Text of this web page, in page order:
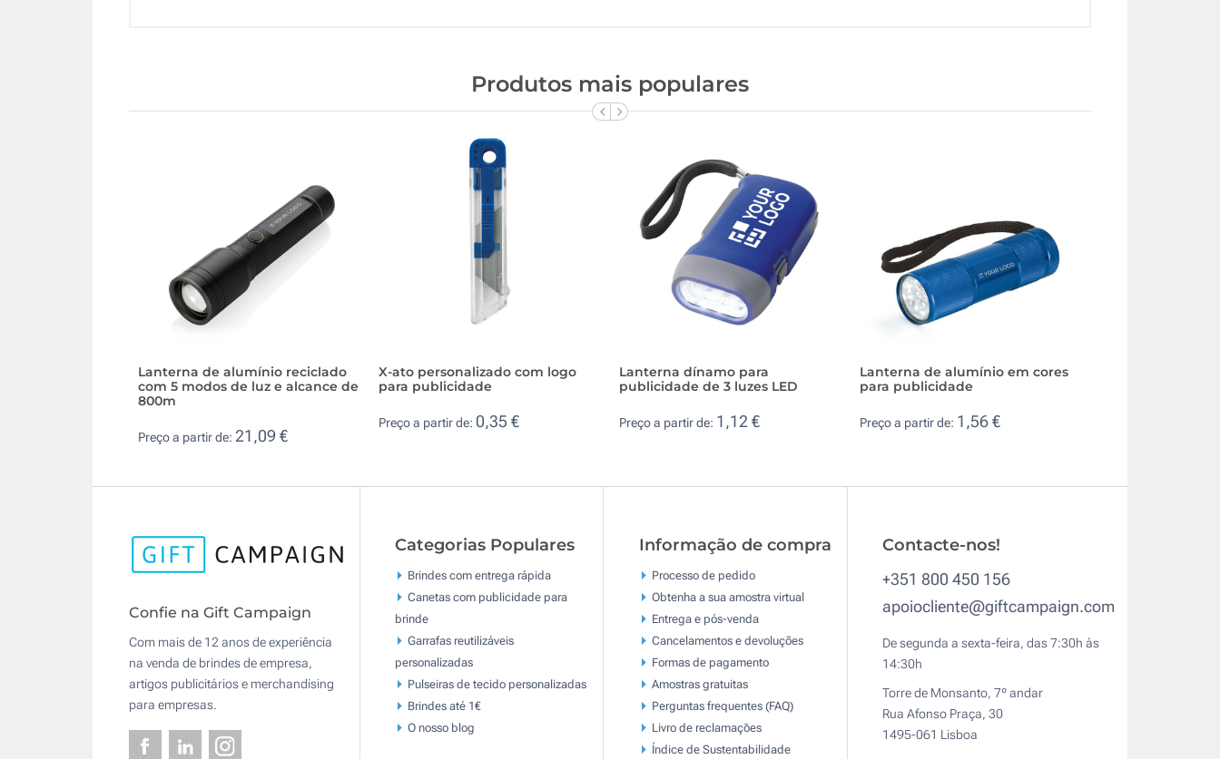
Produtos mais populares
Lanterna de alumínio reciclado
com 5 modos de luz e alcance de
800m
Preço a partir de: 21,09 €
X-ato personalizado com logo
para publicidade
Preço a partir de: 0,35 €
Lanterna dínamo para
publicidade de 3 luzes LED
Preço a partir de: 1,12 €
Lanterna de alumínio em cores
para publicidade
Preço a partir de: 1,56 €
Confie na Gift Campaign
Com mais de 12 anos de experiência
na venda de brindes de empresa,
artigos publicitários e merchandising
para empresas.
Categorias Populares
Brindes com entrega rápida
Canetas com publicidade para
brinde
Garrafas reutilizáveis
personalizadas
Pulseiras de tecido personalizadas
Brindes até 1€
O nosso blog
Informação de compra
Processo de pedido
Obtenha a sua amostra virtual
Entrega e pós-venda
Cancelamentos e devoluções
Formas de pagamento
Amostras gratuitas
Perguntas frequentes (FAQ)
Livro de reclamaçōes
Índice de Sustentabilidade
Contacte-nos!
+351 800 450 156
apoiocliente@giftcampaign.com
De segunda a sexta-feira, das 7:30h às
14:30h
Torre de Monsanto, 7º andar
Rua Afonso Praça, 30
1495-061 Lisboa